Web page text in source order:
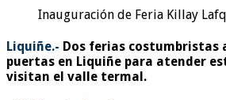
Inauguración de Feria Killay
Liquiñe.- Dos ferias costumbristas
puertas en Liquiñe para atender
visitan el valle termal.